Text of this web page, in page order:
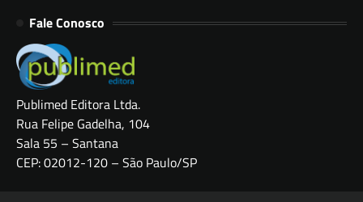
Fale Conosco
Publimed Editora Ltda.
Rua Felipe Gadelha, 104
Sala 55 – Santana
CEP: 02012-120 – São Paulo/SP